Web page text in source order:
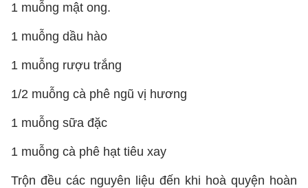
1 muỗng mật ong.
1 muỗng dầu hào
1 muỗng rượu trắng
1/2 muỗng cà phê ngũ vị hương
1 muỗng sữa đặc
1 muỗng cà phê hạt tiêu xay
Trộn đều các nguyên liệu đến khi hoà quyện hoàn